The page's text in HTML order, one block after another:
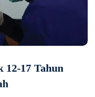
12-17 Tahun